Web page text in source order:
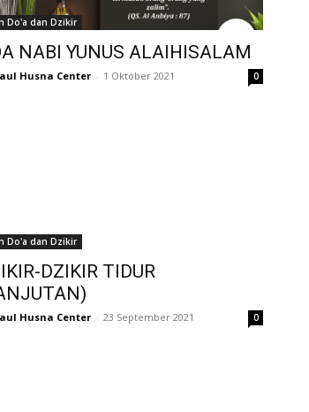
Do'a dan Dzikir
NABI YUNUS ALAIHISALAM
Husna Center - 1 Oktober 2021 0
Do'a dan Dzikir
DZIKIR TIDUR
Husna Center - 23 September 2021 0